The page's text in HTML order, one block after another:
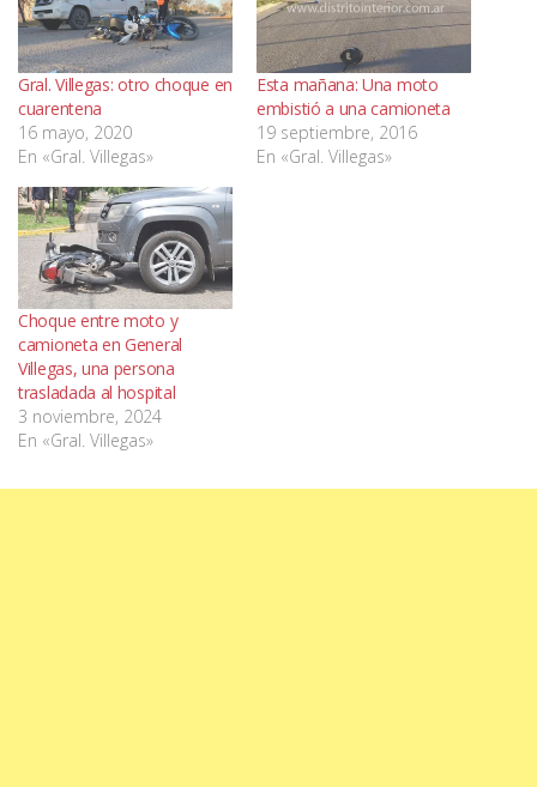
Gral. Villegas: otro choque en
cuarentena
16 mayo, 2020
En «Gral. Villegas»
Esta mañana: Una moto
embistió a una camioneta
19 septiembre, 2016
En «Gral. Villegas»
Choque entre moto y
camioneta en General
Villegas, una persona
trasladada al hospital
3 noviembre, 2024
En «Gral. Villegas»